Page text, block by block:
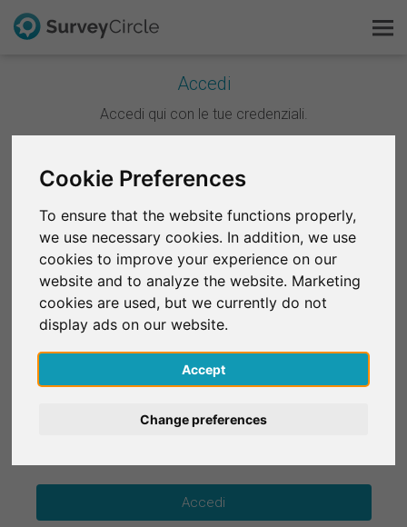
Cookie Preferences
To ensure that the website functions properly,
we use necessary cookies. In addition, we use
cookies to improve your experience on our
website and to analyze the website. Marketing
cookies are used, but we currently do not
display ads on our website.
Accept
Change preferences
Accedi
Accedi qui con le tue credenziali.
Continua con Google
Continua con Facebook
OPPURE
E-mail*
Password*
Questo è SurveyCircle
FAQ
Registrati gratis
English
Deutsch